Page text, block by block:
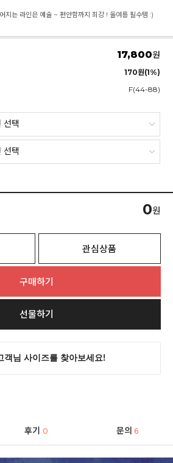
지는 라인은 예술 ~ 편안함까지 최강 ! 올여름 필수템 :)
17,800원
170원(1%)
F(44-88)
0원
관심상품
구매하기
선물하기
후기0 문의 6